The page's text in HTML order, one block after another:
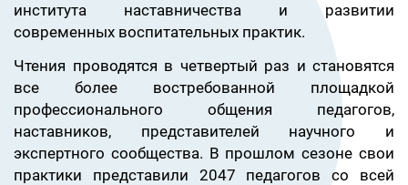
института наставничества и развитии
современных воспитательных практик.
Чтения проводятся в четвертый раз и становятся
все более востребованной площадкой
профессионального общения педагогов,
наставников, представителей научного и
экспертного сообщества. В прошлом сезоне свои
практики представили 2047 педагогов со всей